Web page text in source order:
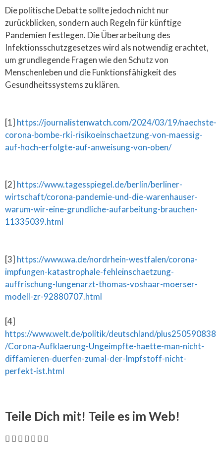
Die politische Debatte sollte jedoch nicht nur
zurückblicken, sondern auch Regeln für künftige
Pandemien festlegen. Die Überarbeitung des
Infektionsschutzgesetzes wird als notwendig erachtet,
um grundlegende Fragen wie den Schutz von
Menschenleben und die Funktionsfähigkeit des
Gesundheitssystems zu klären.
[1] https://journalistenwatch.com/2024/03/19/naechste-
corona-bombe-rki-risikoeinschaetzung-von-maessig-
auf-hoch-erfolgte-auf-anweisung-von-oben/
[2] https://www.tagesspiegel.de/berlin/berliner-
wirtschaft/corona-pandemie-und-die-warenhauser-
warum-wir-eine-grundliche-aufarbeitung-brauchen-
11335039.html
[3] https://www.wa.de/nordrhein-westfalen/corona-
impfungen-katastrophale-fehleinschaetzung-
auffrischung-lungenarzt-thomas-voshaar-moerser-
modell-zr-92880707.html
[4]
https://www.welt.de/politik/deutschland/plus250590838
/Corona-Aufklaerung-Ungeimpfte-haette-man-nicht-
diffamieren-duerfen-zumal-der-Impfstoff-nicht-
perfekt-ist.html
Teile Dich mit! Teile es im Web!